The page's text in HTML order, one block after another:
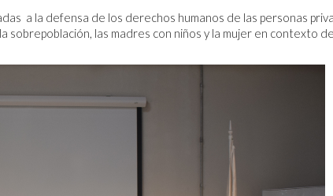
a la defensa de los derechos humanos de las personas
las madres con niños y la mujer en contexto